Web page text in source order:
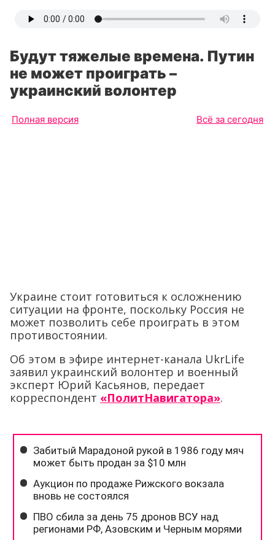
Будут тяжелые времена. Путин
не может проиграть –
украинский волонтер
Полная версия Всё за сегодня
Украине стоит готовиться к осложнению
ситуации на фронте, поскольку Россия не
может позволить себе проиграть в этом
противостоянии.
Об этом в эфире интернет-канала UkrLife
заявил украинский волонтер и военный
эксперт Юрий Касьянов, передает
корреспондент «ПолитНавигатора».